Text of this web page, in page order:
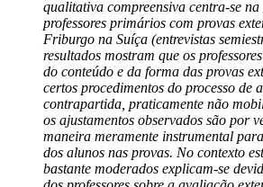
qualitativa compreensiva centra-se
professores primários com provas
Friburgo na Suíça (entrevistas
resultados mostram que os
do conteúdo e da forma das provas
certos procedimentos do processo de
contrapartida, praticamente não
os ajustamentos observados são por
maneira meramente instrumental
dos alunos nas provas. No contexto
bastante moderados explicam-se